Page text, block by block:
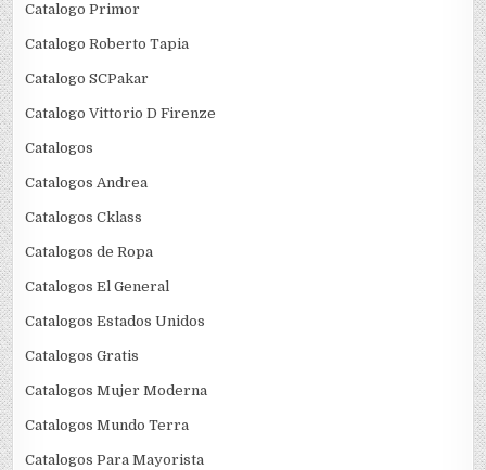
Catalogo Primor
Catalogo Roberto Tapia
Catalogo SCPakar
Catalogo Vittorio D Firenze
Catalogos
Catalogos Andrea
Catalogos Cklass
Catalogos de Ropa
Catalogos El General
Catalogos Estados Unidos
Catalogos Gratis
Catalogos Mujer Moderna
Catalogos Mundo Terra
Catalogos Para Mayorista